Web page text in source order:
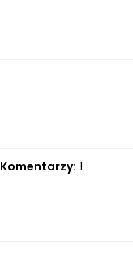
Komentarzy: 1